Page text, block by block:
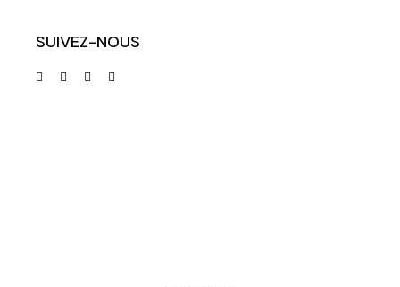
SUIVEZ-NOUS